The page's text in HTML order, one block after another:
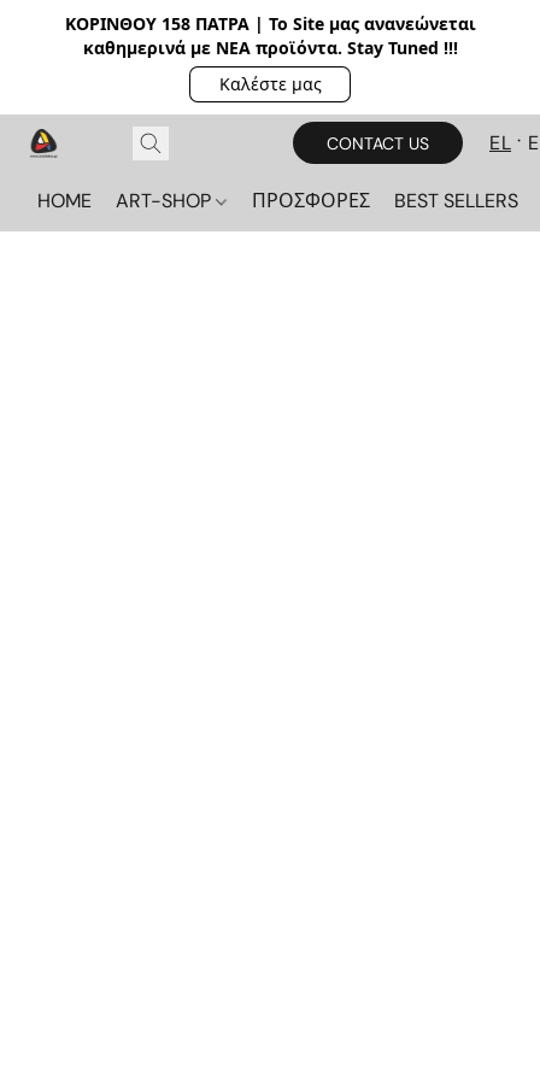
ΚΟΡΙΝΘΟΥ 158 ΠΑΤΡΑ | Το Site μας ανανεώνεται
καθημερινά με ΝΕΑ προϊόντα. Stay Tuned !!!
Καλέστε μας
CONTACT US EL
HOME ART-SHOP ΠΡΟΣΦΟΡΕΣ BEST SELLERS